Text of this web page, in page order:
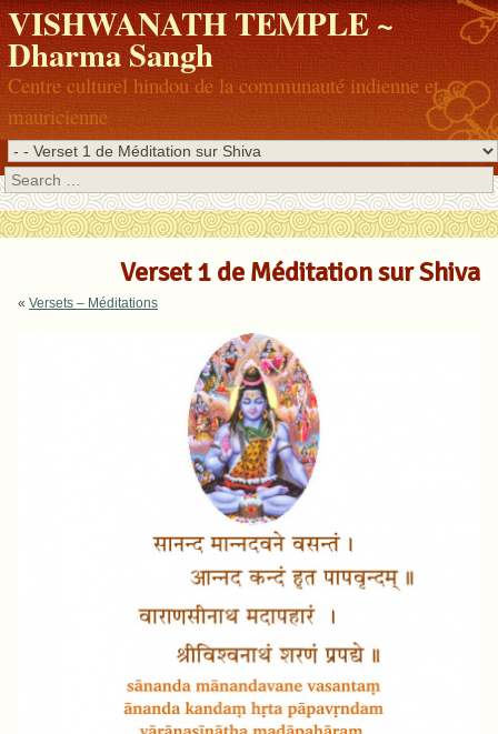
VISHWANATH TEMPLE ~
Dharma Sangh
Centre culturel hindou de la communauté indienne et
mauricienne
Search
Verset 1 de Méditation sur Shiva
« Versets – Méditations